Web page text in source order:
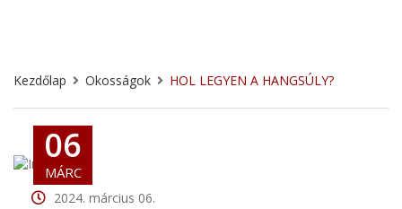
Kezdőlap Okosságok HOL LEGYEN A HANGSÚLY?
06
MÁRC
2024. március 06.